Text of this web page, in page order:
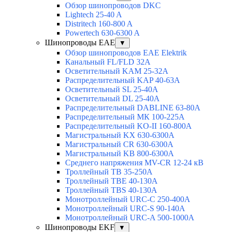
Обзор шинопроводов DKC
Lightech 25-40 A
Distritech 160-800 A
Powertech 630-6300 A
Шинопроводы EAE
▼
Обзор шинопроводов EAE Elektrik
Канальный FL/FLD 32A
Осветительный KAM 25-32А
Распределительный KAP 40-63A
Осветительный SL 25-40А
Осветительный DL 25-40А
Распределительный DABLINE 63-80A
Распределительный МК 100-225А
Распределительный KO-II 160-800А
Магистральный KX 630-6300А
Магистральный CR 630-6300А
Магистральный KB 800-6300А
Среднего напряжения MV-CR 12-24 кВ
Троллейный TB 35-250A
Троллейный TBE 40-130A
Троллейный TBS 40-130A
Монотроллейный URC-C 250-400A
Монотроллейный URC-S 90-140A
Монотроллейный URC-A 500-1000A
Шинопроводы EKF
▼